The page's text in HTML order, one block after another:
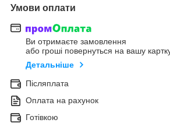
Умови оплати
Ви отримаєте замовлення
або гроші повернуться на вашу
Детальніше
Післяплата
Оплата на рахунок
Готівкою